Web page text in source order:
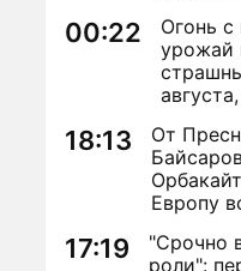
00:22
Огонь
урожай
18:13
От
Европу
17:19
"Срочно
роли":